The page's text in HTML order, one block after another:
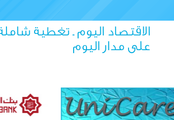
الاقتصاد اليوم ـ تغطية شاملة
على مدار اليوم